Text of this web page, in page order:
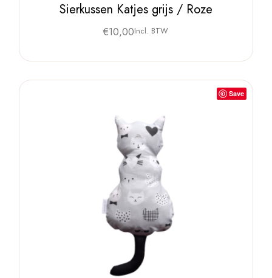
Sierkussen Katjes grijs / Roze
€10,00Incl. BTW
Save